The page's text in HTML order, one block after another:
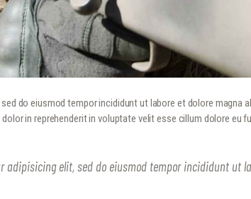
do eiusmod tempor incididunt ut labore et dolore magna
in reprehenderit in voluptate velit esse cillum dolore
adipisicing elit, sed do eiusmod tempor incididunt ut